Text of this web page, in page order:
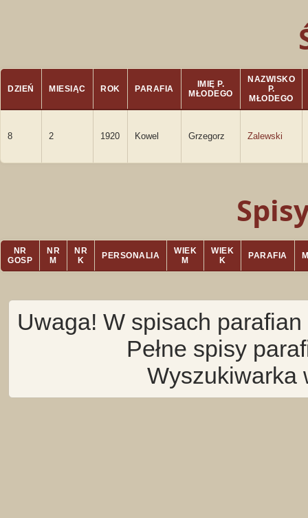
DZIEŃ MIESIĄC ROK PARAFIA
IMIĘ P.
MŁODEGO
NAZWISKO
P.
MŁODEGO
8 2 1920 Kowel Grzegorz Zalewski
NR
GOSP
NR
M
NR
K
PERSONALIA
WIEK
M
WIEK
K
PARAFIA
Uwaga! W spisach
Pełne spisy
Wyszukiwarka